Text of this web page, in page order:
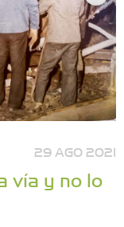
29 AGO 2021
vía y no lo